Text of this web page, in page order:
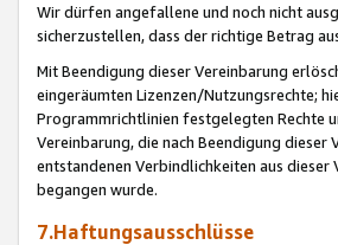
Wir dürfen angefallene und noch nicht
sicherzustellen, dass der richtige Betrag
Mit Beendigung dieser Vereinbarung
eingeräumten Lizenzen/Nutzungsrechte;
Programmrichtlinien festgelegten Rechte
Vereinbarung, die nach Beendigung
entstandenen Verbindlichkeiten aus
begangen wurde.
7.Haftungsausschlüsse